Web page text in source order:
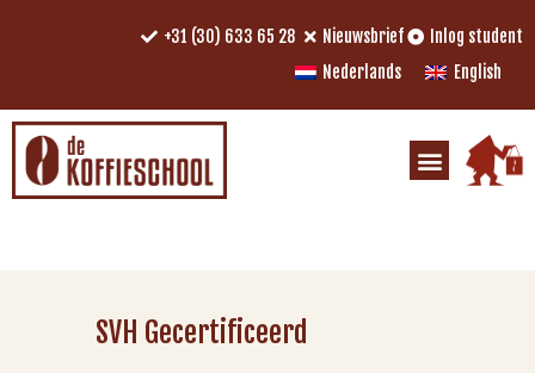
+31 (30) 633 65 28 Nieuwsbrief
Inlog student
Nederlands
English
SVH Gecertificeerd